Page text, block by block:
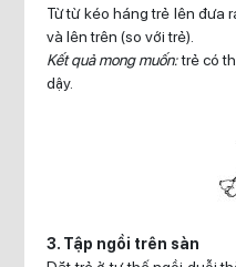
Từ từ kéo háng trẻ lên đưa
và lên trên (so với trẻ).
Kết quả mong muốn:trẻ có
dậy.
3. Tập ngồi trên sàn